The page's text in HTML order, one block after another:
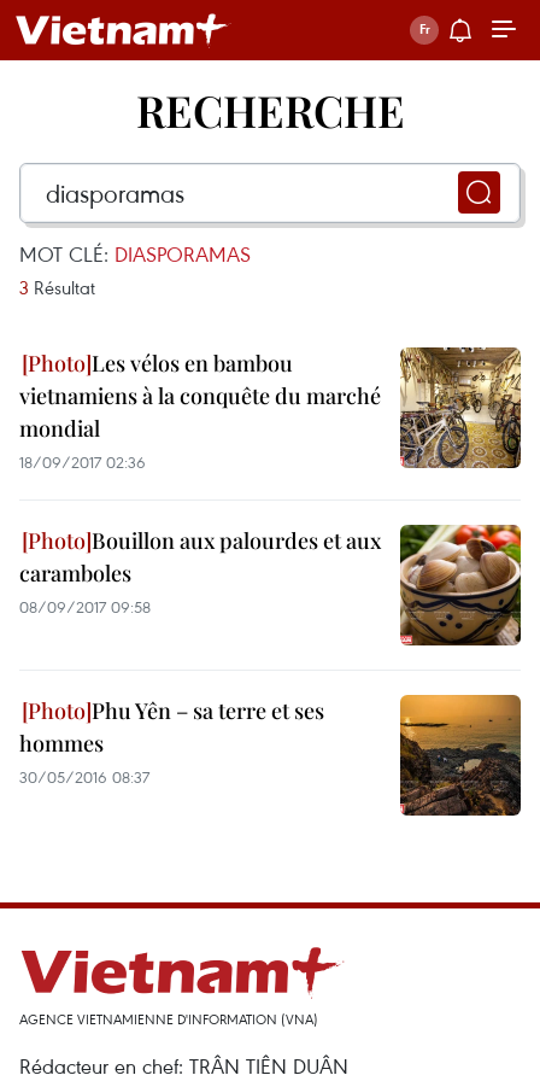
RECHERCHE
MOT CLÉ: DIASPORAMAS
3 Résultat
Les vélos en bambou
vietnamiens à la conquête du marché
mondial
18/09/2017 02:36
Bouillon aux palourdes et aux
caramboles
08/09/2017 09:58
Phu Yên – sa terre et ses
hommes
30/05/2016 08:37
AGENCE VIETNAMIENNE D'INFORMATION (VNA)
Rédacteur en chef: TRÂN TIÊN DUÂN